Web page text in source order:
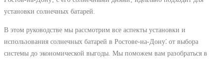
установки солнечных батарей.
В этом руководстве мы рассмотрим все аспекты установки и
использования солнечных батарей в Ростове-на-Дону⁚ от выбора
системы до экономической выгоды. Мы поможем вам разобраться в